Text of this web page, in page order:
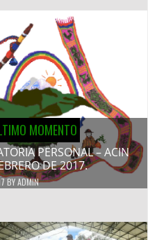
MOMENTO
PERSONAL – ACIN
DE 2017.
BYADMIN